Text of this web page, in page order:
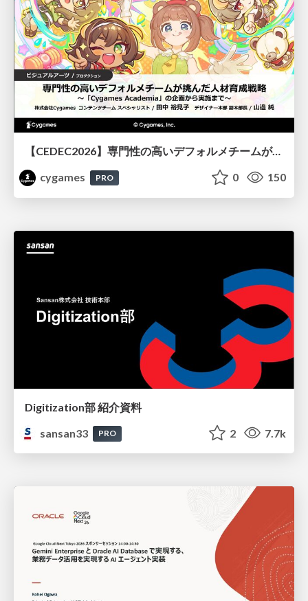
【CEDEC2026】専門性の高いデフォルメチームが挑んだ人材育成戦略 〜Cygames Academiaの企画から実施まで〜
cygames
PRO 0 150
Digitization部 紹介資料
sansan33
PRO 2 7.7k